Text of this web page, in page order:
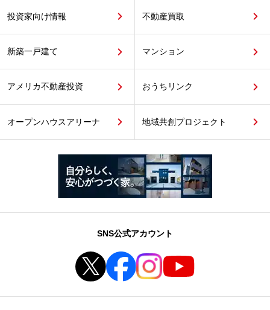
投資家向け情報 不動産買取
新築一戸建て マンション
アメリカ不動産投資 おうちリンク
オープンハウスアリーナ 地域共創プロジェクト
SNS公式アカウント